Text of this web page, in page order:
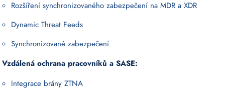
Rozšíření synchronizovaného zabezpečení na MDR a XDR
Dynamic Threat Feeds
Synchronizované zabezpečení
Vzdálená ochrana pracovníků a SASE:
Integrace brány ZTNA